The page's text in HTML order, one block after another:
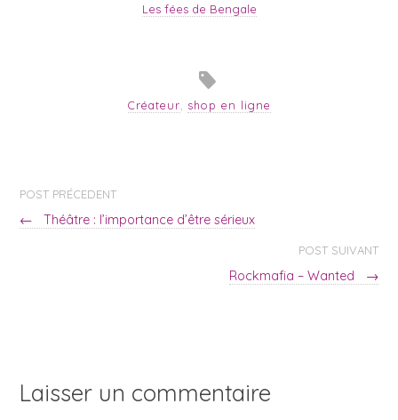
Les fées de Bengale
Créateur shop en ligne
POST PRÉCEDENT
← Théâtre : l’importance d’être sérieux
POST SUIVANT
Rockmafia – Wanted →
Laisser un commentaire